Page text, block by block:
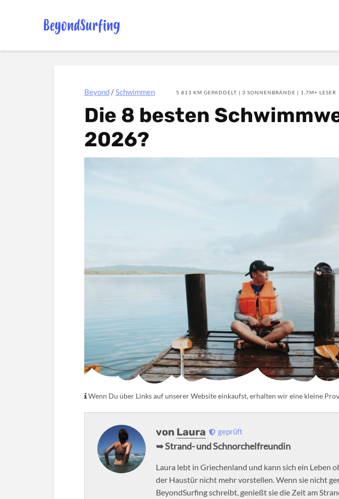
Beyond /Schwimmen 5.813 KM GEPADDELT | 3 SONNENBRÄNDE | 1,7M+ LESER
Die 8 besten
2026?
Wenn Du über Links auf unserer Website einkaufst, erhalten wir eine kleine
von Laura geprüft
➥ Strand- und Schnorchelfreundin
Laura lebt in Griechenland und kann sich ein Leben
der Haustür nicht mehr vorstellen. Wenn sie nicht
BeyondSurfing schreibt, genießt sie die Zeit am